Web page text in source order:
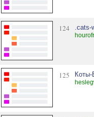
124 .cats-
125 Коты-